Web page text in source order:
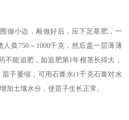
做小边，厢做好后，应下足基肥，一
粪750～1000千克，然后盖一层薄薄
不能追肥，如追肥第1年根茎长得大，
子萎缩，可用石膏水(1千克石膏对水
加土壤水分，使苗子生长正常。